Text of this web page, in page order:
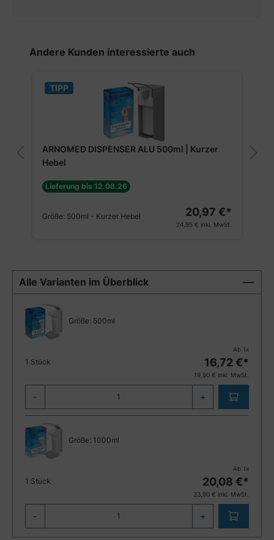
Produktgalerie überspringen
Andere Kunden interessierte auch
TIPP
ARNOMED DISPENSER ALU 500ml | Kurzer
Hebel
Lieferung bis 12.08.26
Größe: 500ml - Kurzer Hebel 20,97 €*
24,95 € inkl. MwSt.
Alle Varianten im Überblick
Größe: 500ml
1 Stück
Ab 1 x
16,72 €*
19,90 € inkl. MwSt.
- +
Größe: 1000ml
1 Stück
Ab 1 x
20,08 €*
23,90 € inkl. MwSt.
- +